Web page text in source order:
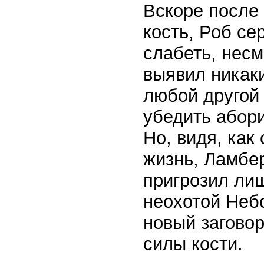
Вскоре после
кость, Роб
слабеть,
выявил
любой
убедить
Но, видя, как
жизнь,
пригрозил
неохотой
новый
силы кости.